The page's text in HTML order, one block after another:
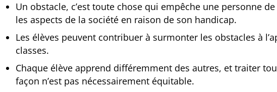
Un obstacle, c’est toute chose qui empêche une personne
les aspects de la société en raison de son handicap.
Les élèves peuvent contribuer à surmonter les obstacles à
classes.
Chaque élève apprend différemment des autres, et traiter
façon n’est pas nécessairement équitable.